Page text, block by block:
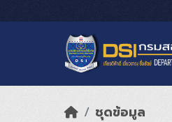
ชุดข้อมูล